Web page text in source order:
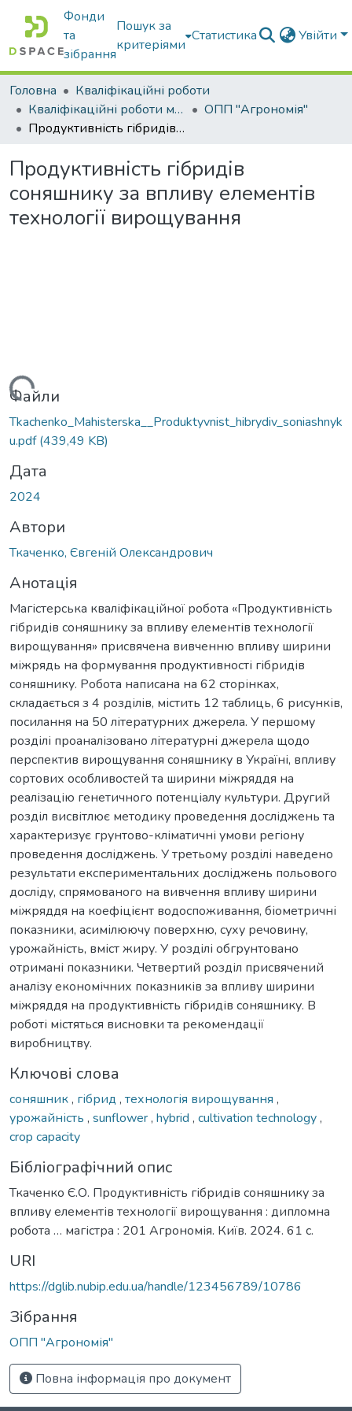
Фонди
та
зібрання
Пошук за
критеріями
Статистика Увійти
Головна
Кваліфікаційні роботи
Кваліфікаційні роботи магістрів
ОПП "Агрономія"
Продуктивність гібридів соняшнику за впливу елементів технології вирощування
Продуктивність гібридів
соняшнику за впливу елементів
технології вирощування
Файли
Tkachenko_Mahisterska__Produktyvnist_hibrydiv_soniashnyk
u.pdf(439,49 KB)
Дата
2024
Автори
Ткаченко, Євгеній Олександрович
Анотація
Магістерська кваліфікаційної робота «Продуктивність
гібридів соняшнику за впливу елементів технології
вирощування» присвячена вивченню впливу ширини
міжрядь на формування продуктивності гібридів
соняшнику. Робота написана на 62 сторінках,
складається з 4 розділів, містить 12 таблиць, 6 рисунків,
посилання на 50 літературних джерела. У першому
розділі проаналізовано літературні джерела щодо
перспектив вирощування соняшнику в Україні, впливу
сортових особливостей та ширини міжряддя на
реалізацію генетичного потенціалу культури. Другий
розділ висвітлює методику проведення досліджень та
характеризує грунтово-кліматичні умови регіону
проведення досліджень. У третьому розділі наведено
результати експериментальних досліджень польового
досліду, спрямованого на вивчення впливу ширини
міжряддя на коефіцієнт водоспоживання, біометричні
показники, асимілюючу поверхню, суху речовину,
урожайність, вміст жиру. У розділі обгрунтовано
отримані показники. Четвертий розділ присвячений
аналізу економічних показників за впливу ширини
міжряддя на продуктивність гібридів соняшнику. В
роботі містяться висновки та рекомендації
виробництву.
Ключові слова
соняшник, гібрид , технологія вирощування ,
урожайність , sunflower, hybrid , cultivation technology,
crop capacity
Бібліографічний опис
Ткаченко Є.О. Продуктивність гібридів соняшнику за
впливу елементів технології вирощування : дипломна
робота … магістра : 201 Агрономія. Київ. 2024. 61 с.
URI
https://dglib.nubip.edu.ua/handle/123456789/10786
Зібрання
ОПП "Агрономія"
Повна інформація про документ